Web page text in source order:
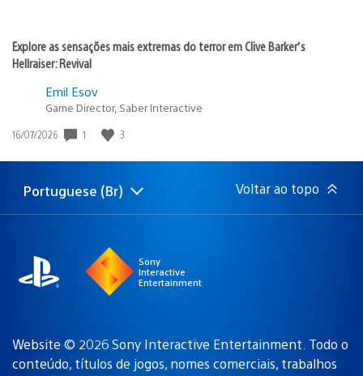
Explore as sensações mais extremas do terror em Clive Barker’s
Hellraiser: Revival
Emil Esov
Game Director, Saber Interactive
Data
publicação:
16/07/2026 1 3
Selecione
uma
Região
atual:
Portuguese (Br) Voltar ao topo
Sony
Interactive
Entertainment
Website © 2026 Sony Interactive Entertainment. Todo o
conteúdo, títulos de jogos, nomes comerciais, trabalhos